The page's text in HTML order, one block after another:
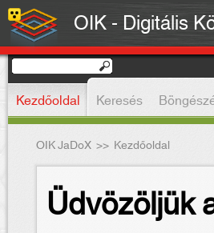
OIK - Digitális
Kezdőoldal Keresés
OIK JaDoX >> Kezdőoldal
Üdvözöljük